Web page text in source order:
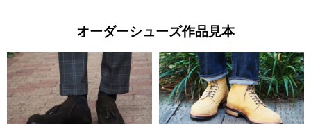
オーダーシューズ作品見本